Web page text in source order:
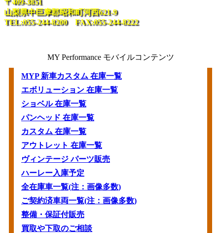
山梨県中巨摩郡昭和町河西621-9
TEL:055-244-8200 FAX:055-244-8222
MY Performance モバイルコンテンツ
MYP 新車カスタム 在庫一覧
エボリューション 在庫一覧
ショベル 在庫一覧
パンヘッド 在庫一覧
カスタム 在庫一覧
アウトレット 在庫一覧
ヴィンテージ パーツ販売
ハーレー入庫予定
全在庫車一覧(注：画像多数)
ご契約済車両一覧(注：画像多数)
整備・保証付販売
買取や下取のご相談